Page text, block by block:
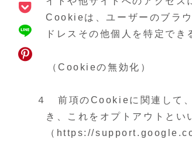
Cookieは、ユーザーのブラ
ドレスその他個人を特定でき
（Cookieの無効化）
４ 前項のCookieに関連して
き、これをオプトアウトと
（https://